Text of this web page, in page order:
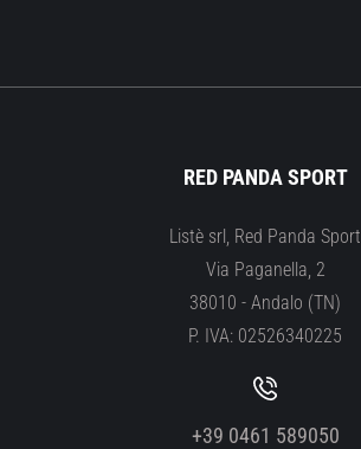
RED PANDA SPORT
Listè srl, Red Panda Sport
Via Paganella, 2
38010 - Andalo (TN)
P. IVA: 02526340225
+39 0461 589050